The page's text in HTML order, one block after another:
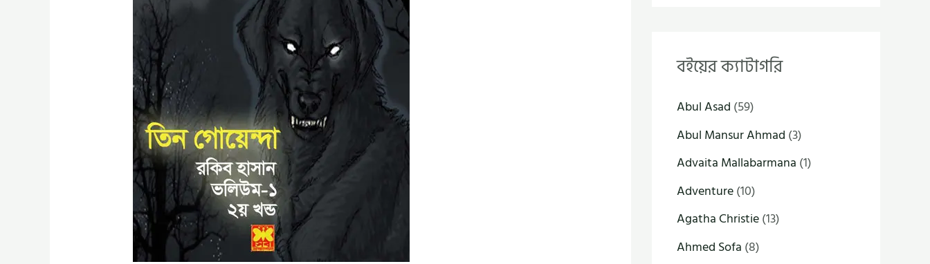
বইয়ের ক্যাটাগরি
Abul Asad (59)
Abul Mansur Ahmad (3)
Advaita Mallabarmana (1)
Adventure(10)
Agatha Christie(13)
Ahmed Sofa (8)